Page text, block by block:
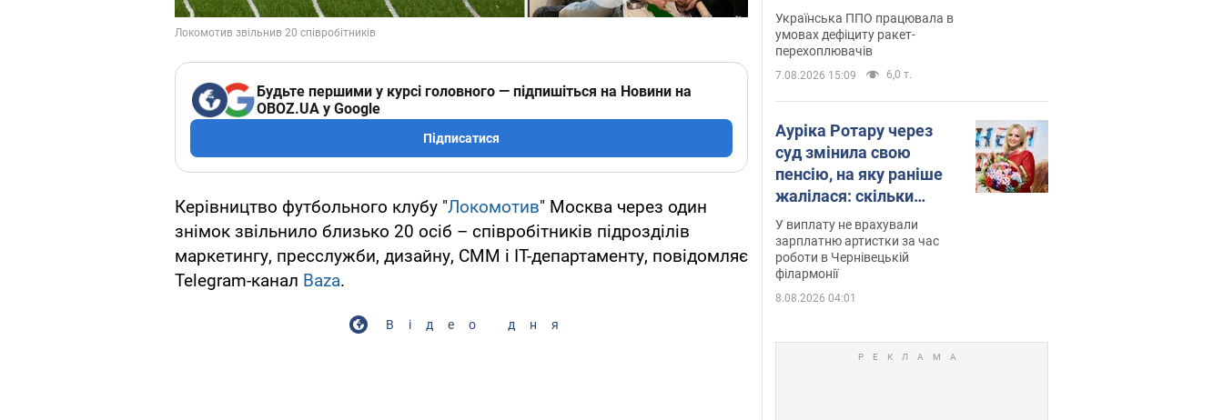
Будьте першими у курсі головного — підпишіться на Новини на
OBOZ.UA у Google
Підписатися
Керівництво футбольного клубу "Локомотив" Москва через один
знімок звільнило близько 20 осіб – співробітників підрозділів
маркетингу, пресслужби, дизайну, CMM і IT-департаменту, повідомляє
Telegram-канал Baza.
Відео дня
цифру
Українська ППО працювала в
умовах дефіциту ракет-
перехоплювачів
7.08.2026 15:09 6,0 т.
Ауріка Ротару через
суд змінила свою
пенсію, на яку раніше
жалілася: скільки
отримувала співачка
У виплату не врахували
зарплатню артистки за час
роботи в Чернівецькій
філармонії
8.08.2026 04:01